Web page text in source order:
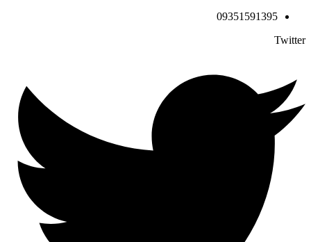
09351591395
Twitter